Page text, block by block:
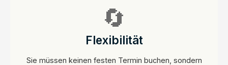
🔄
Flexibilität
Sie müssen keinen festen Termin buchen, sondern